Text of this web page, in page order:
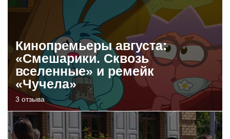
Кинопремьеры августа:
«Смешарики. Сквозь
вселенные» и ремейк
«Чучела»
3 отзыва